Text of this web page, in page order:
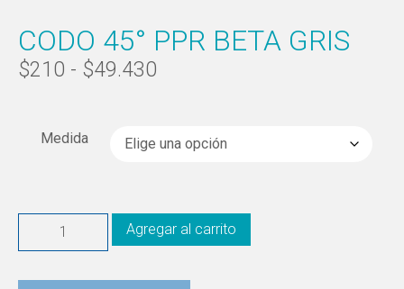
CODO 45° PPR BETA GRIS
$210 - $49.430
Medida
Agregar al carrito